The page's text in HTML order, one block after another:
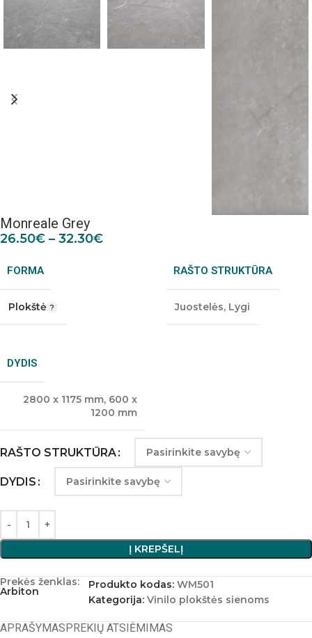
Monreale Grey
26.50€ – 32.30€
FORMA
Plokštė
RAŠTO STRUKTŪRA
Juostelės, Lygi
DYDIS
2800 x 1175 mm, 600 x
1200 mm
RAŠTO STRUKTŪRA
DYDIS
Į KREPŠELĮ
Prekės ženklas:
Arbiton
Produkto kodas: WM501
Kategorija: Vinilo plokštės sienoms
APRAŠYMASPREKIŲ ATSIĖMIMAS